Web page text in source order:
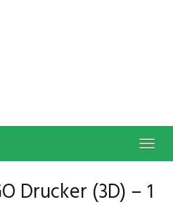
Drucker (3D) – 1